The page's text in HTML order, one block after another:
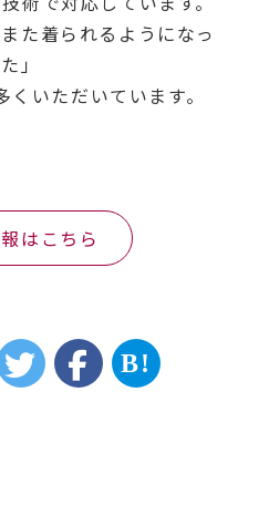
た着られるようになっ
た」
いただいています。
はこちら
B!